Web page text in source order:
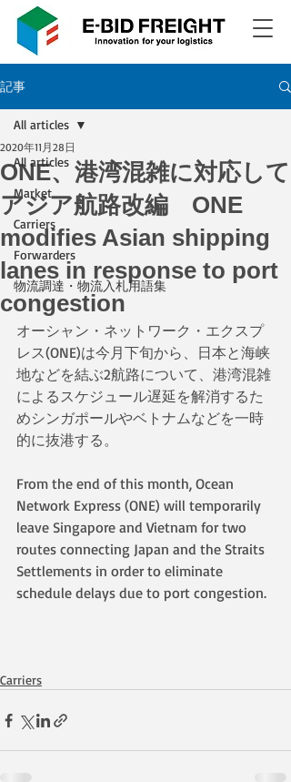
記事
All articles
Market
Carriers
Forwarders
物流調達・物流入札用語集
All articles
ONE、港湾混雑に対応して
アジア航路改編 ONE
modifies Asian shipping
lanes in response to port
congestion
2020年11月28日
オーシャン・ネットワーク・エクスプ
レス(ONE)は今月下旬から、日本と海峡
地などを結ぶ2航路について、港湾混雑
によるスケジュール遅延を解消するた
めシンガポールやベトナムなどを一時
的に抜港する。
From the end of this month, Ocean
Network Express (ONE) will temporarily
leave Singapore and Vietnam for two
routes connecting Japan and the Straits
Settlements in order to eliminate
schedule delays due to port congestion.
Carriers